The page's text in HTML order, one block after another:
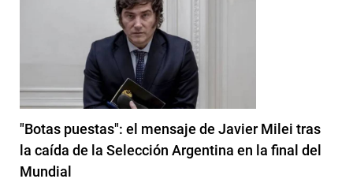
"Botas puestas": el mensaje de Javier Milei tras
la caída de la Selección Argentina en la final del
Mundial